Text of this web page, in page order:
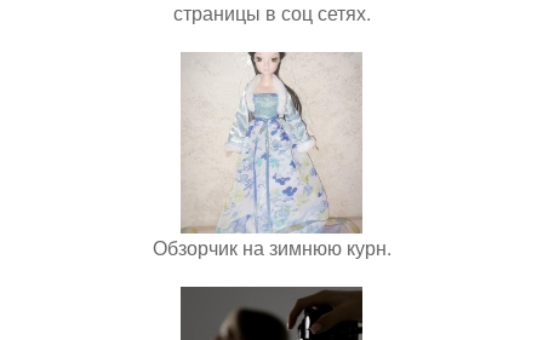
страницы в соц сетях.
Обзорчик на зимнюю курн.